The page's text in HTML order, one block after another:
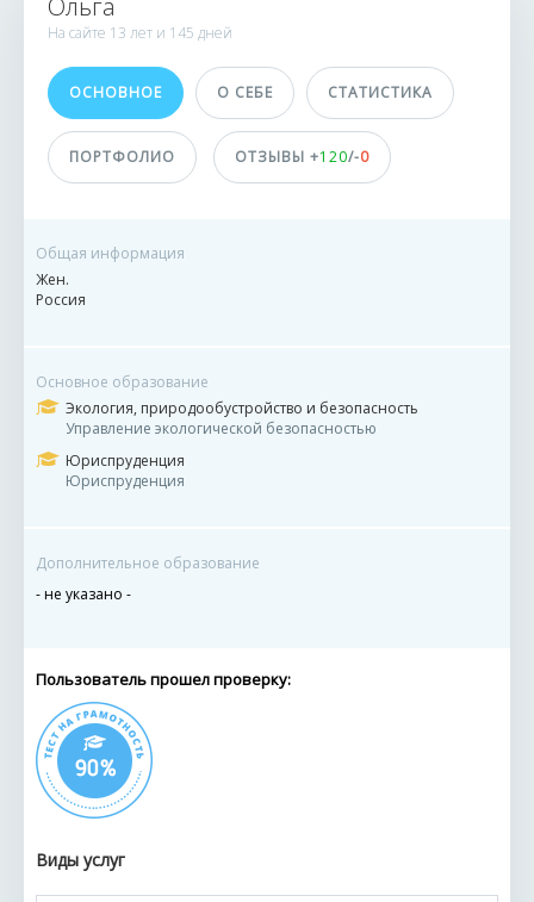
1 сделка
Принимает оплату
На карту
На баланс eTXT
Ольга
На сайте 13 лет и 145 дней
ОСНОВНОЕ О СЕБЕ СТАТИСТИКА
ПОРТФОЛИО ОТЗЫВЫ +120/-0
Общая информация
Жен.
Россия
Основное образование
Экология, природообустройство и безопасность
Управление экологической безопасностью
Юриспруденция
Юриспруденция
Дополнительное образование
- не указано -
Пользователь прошел проверку:
Виды услуг